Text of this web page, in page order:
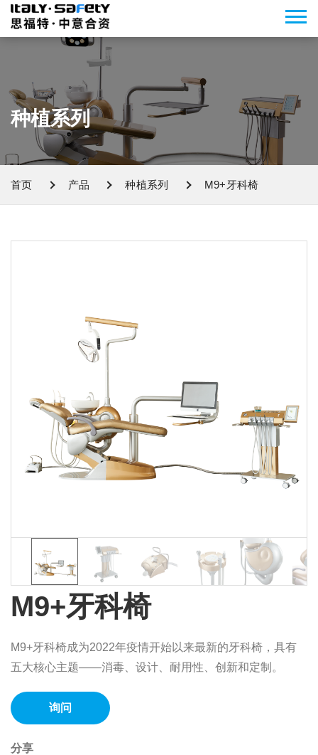
种植系列
首页 产品 种植系列 M9+牙科椅
M9+牙科椅
M9+牙科椅成为2022年疫情开始以来最新的牙科椅，具有
五大核心主题——消毒、设计、耐用性、创新和定制。
询问
分享